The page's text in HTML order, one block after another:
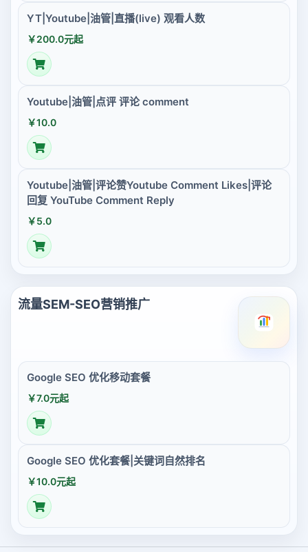
YT|Youtube|油管|直播(live) 观看人数
￥200.0元起
Youtube|油管|点评 评论 comment
￥10.0
Youtube|油管|评论赞Youtube Comment Likes|评论
回复 YouTube Comment Reply
￥5.0
流量SEM-SEO营销推广
Google SEO 优化移动套餐
￥7.0元起
Google SEO 优化套餐|关键词自然排名
￥10.0元起